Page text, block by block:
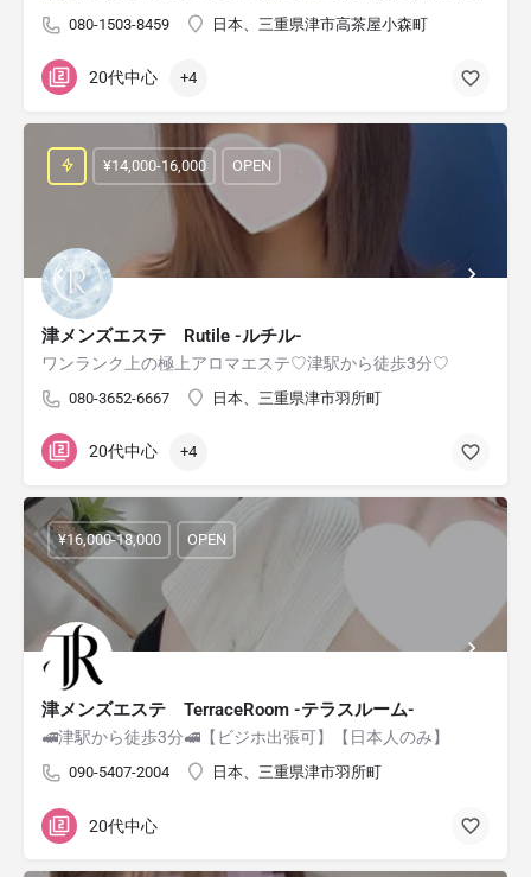
080-1503-8459 日本、三重県津市高茶屋小森町
20代中心 +4
津メンズエステ Rutile -ルチル-
ワンランク上の極上アロマエステ♡津駅から徒歩3分♡
080-3652-6667 日本、三重県津市羽所町
¥14,000-16,000 OPEN
20代中心 +4
津メンズエステ TerraceRoom -テラスルーム-
🚅津駅から徒歩3分🚅【ビジホ出張可】【日本人のみ】
090-5407-2004 日本、三重県津市羽所町
¥16,000-18,000 OPEN
20代中心